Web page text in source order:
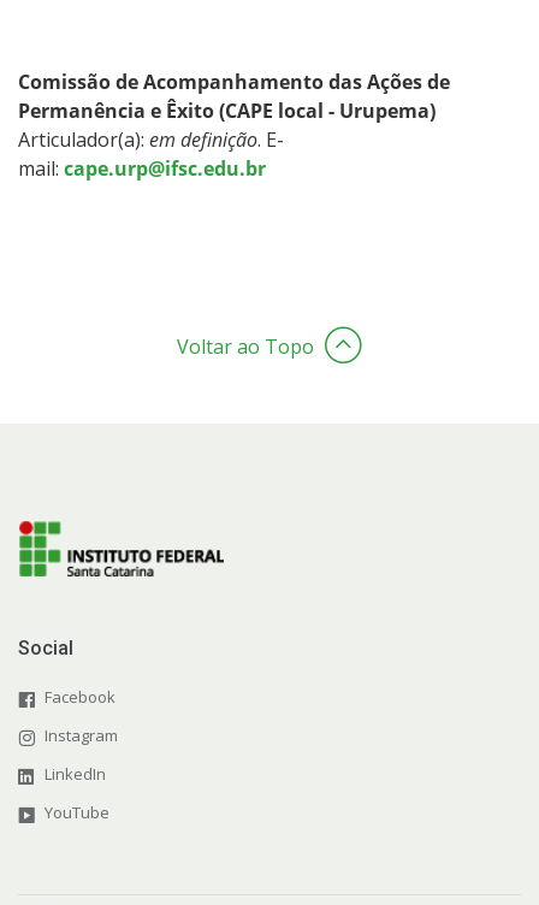
Comissão de Acompanhamento das Ações de
Permanência e Êxito (CAPE local - Urupema)
Articulador(a): em definição. E-
mail: cape.urp@ifsc.edu.br
Voltar ao Topo
Social
Facebook
Instagram
LinkedIn
YouTube